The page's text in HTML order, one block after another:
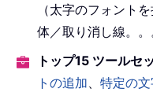
（太字のフォント
体／取り消し線。。
トップ15 ツールセ
トの追加、 特定の